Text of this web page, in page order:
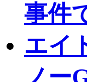
事件
エイ